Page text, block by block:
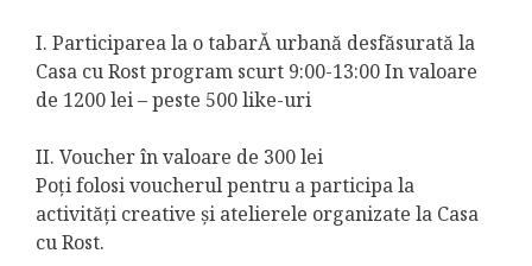
I. Participarea la o tabarĂ urbană desfăsurată la
Casa cu Rost program scurt 9:00-13:00 In valoare
de 1200 lei – peste 500 like-uri
II. Voucher în valoare de 300 lei
Poți folosi voucherul pentru a participa la
activități creative și atelierele organizate la Casa
cu Rost.